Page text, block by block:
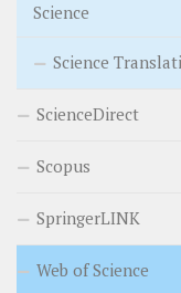
Science
Science
ScienceDirect
Scopus
SpringerLINK
Web of Science